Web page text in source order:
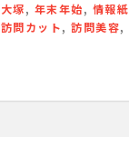
大塚, 年末年始, 情報紙
訪問カット, 訪問美容,